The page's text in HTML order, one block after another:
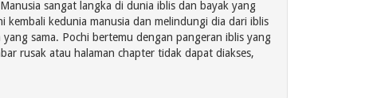
sangat langka di dunia iblis dan bayak yang
kedunia manusia dan melindungi dia dari iblis
sama. Pochi bertemu dengan pangeran iblis yang
rusak atau halaman chapter tidak dapat diakses,